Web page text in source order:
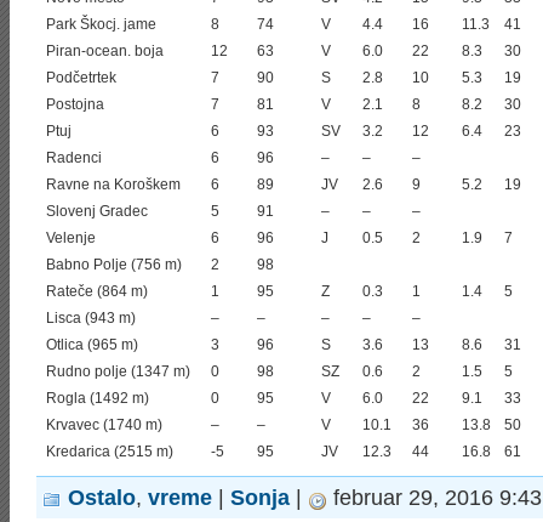
Park Škocj. jame
8 74 V 4.4 16 11.3
41
Piran-ocean. boja
12 63 V 6.0 22 8.3
30
Podčetrtek
7 90 S 2.8 10 5.3
19
Postojna
7 81 V 2.1 8 8.2
30
Ptuj
6 93 SV 3.2 12 6.4
23
Radenci
6 96 – –
–
Ravne na Koroškem
6 89 JV 2.6 9 5.2
19
Slovenj Gradec
5 91 – –
–
Velenje
6 96 J 0.5 2 1.9
7
Babno Polje (756 m)
2
98
Rateče (864 m)
1 95 Z 0.3 1 1.4
5
Lisca (943 m)
– – – –
–
Otlica (965 m)
3 96 S 3.6 13 8.6
31
Rudno polje (1347 m)
0 98 SZ 0.6 2 1.5
5
Rogla (1492 m)
0 95 V 6.0 22 9.1
33
Krvavec (1740 m)
– – V 10.1 36 13.8
50
Kredarica (2515 m)
-5 95 JV 12.3 44 16.8 61
Ostalo, vreme Sonja februar 29, 2016